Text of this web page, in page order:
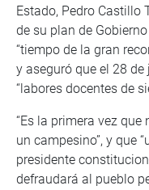
Estado, Pedro Castillo
de su plan de
“tiempo de la gran
y aseguró que el 28
“labores docentes de
“Es la primera vez
un campesino”, y que
presidente
defraudará al pueblo